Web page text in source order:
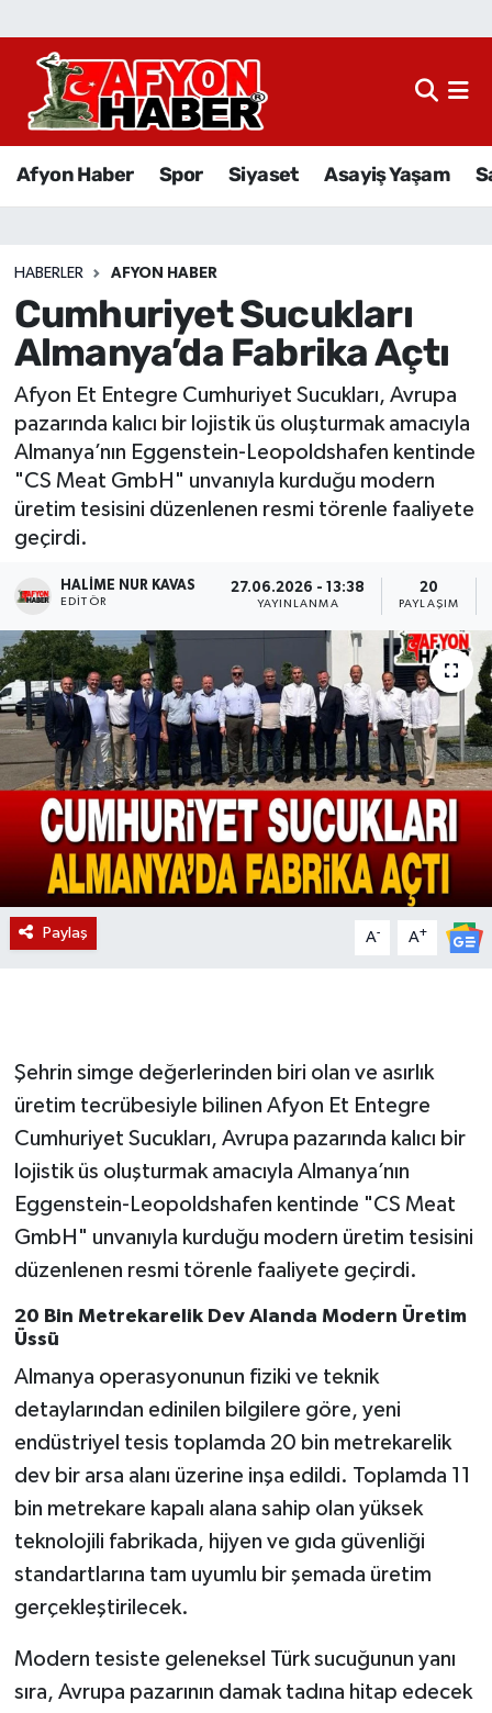
Afyon Haber Spor Siyaset Asayiş Yaşam
HABERLER AFYON HABER
Cumhuriyet Sucukları
Almanya’da Fabrika Açtı
Afyon Et Entegre Cumhuriyet Sucukları, Avrupa
pazarında kalıcı bir lojistik üs oluşturmak amacıyla
Almanya’nın Eggenstein-Leopoldshafen kentinde
"CS Meat GmbH" unvanıyla kurduğu modern
üretim tesisini düzenlenen resmi törenle faaliyete
geçirdi.
HALIME NUR KAVAS
EDITÖR
27.06.2026 - 13:38
YAYINLANMA
20
PAYLAŞIM
Paylaş A- A+
Şehrin simge değerlerinden biri olan ve asırlık
üretim tecrübesiyle bilinen Afyon Et Entegre
Cumhuriyet Sucukları, Avrupa pazarında kalıcı bir
lojistik üs oluşturmak amacıyla Almanya’nın
Eggenstein-Leopoldshafen kentinde "CS Meat
GmbH" unvanıyla kurduğu modern üretim tesisini
düzenlenen resmi törenle faaliyete geçirdi.
20 Bin Metrekarelik Dev Alanda Modern Üretim
Üssü
Almanya operasyonunun fiziki ve teknik
detaylarından edinilen bilgilere göre, yeni
endüstriyel tesis toplamda 20 bin metrekarelik
dev bir arsa alanı üzerine inşa edildi. Toplamda 11
bin metrekare kapalı alana sahip olan yüksek
teknolojili fabrikada, hijyen ve gıda güvenliği
standartlarına tam uyumlu bir şemada üretim
gerçekleştirilecek.
Modern tesiste geleneksel Türk sucuğunun yanı
sıra, Avrupa pazarının damak tadına hitap edecek
Afyon Haber
Sağlık
Eğitim
Sivil Toplum
Ekonomi
Magazin
Etkinlikler